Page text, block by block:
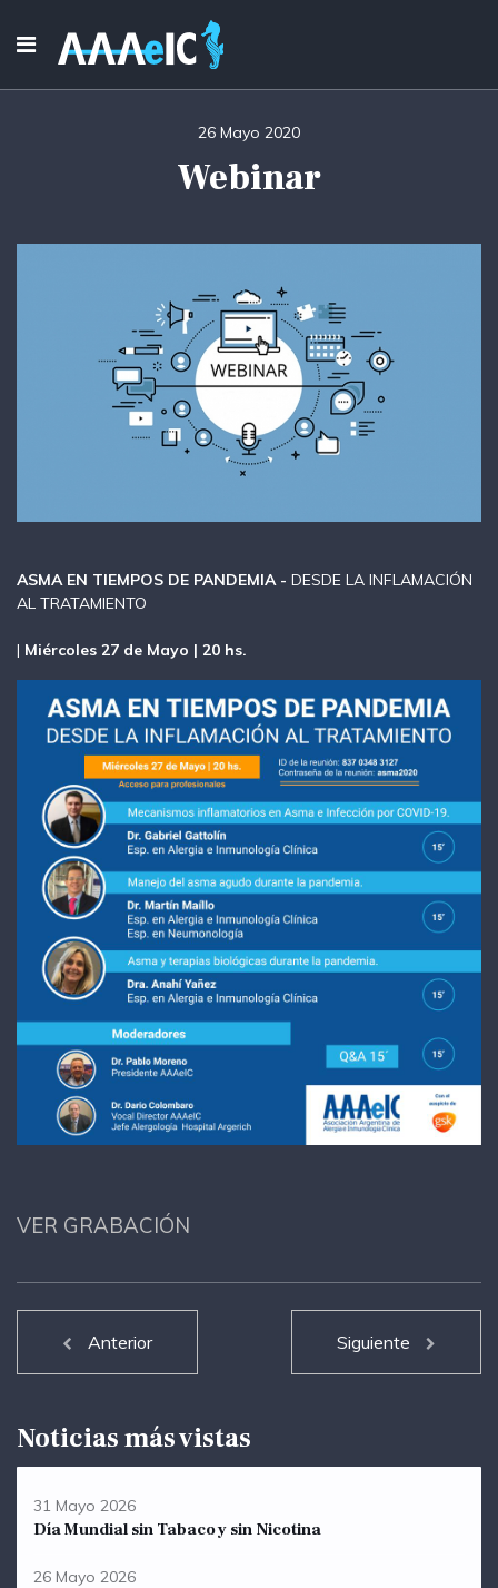
Webinar
26 Mayo 2020
ASMA EN TIEMPOS DE PANDEMIA - DESDE LA INFLAMACIÓN
AL TRATAMIENTO
| Miércoles 27 de Mayo | 20 hs.
VER GRABACIÓN
Anterior Siguiente
Noticias más vistas
31 Mayo 2026
Día Mundial sin Tabaco y sin Nicotina
26 Mayo 2026